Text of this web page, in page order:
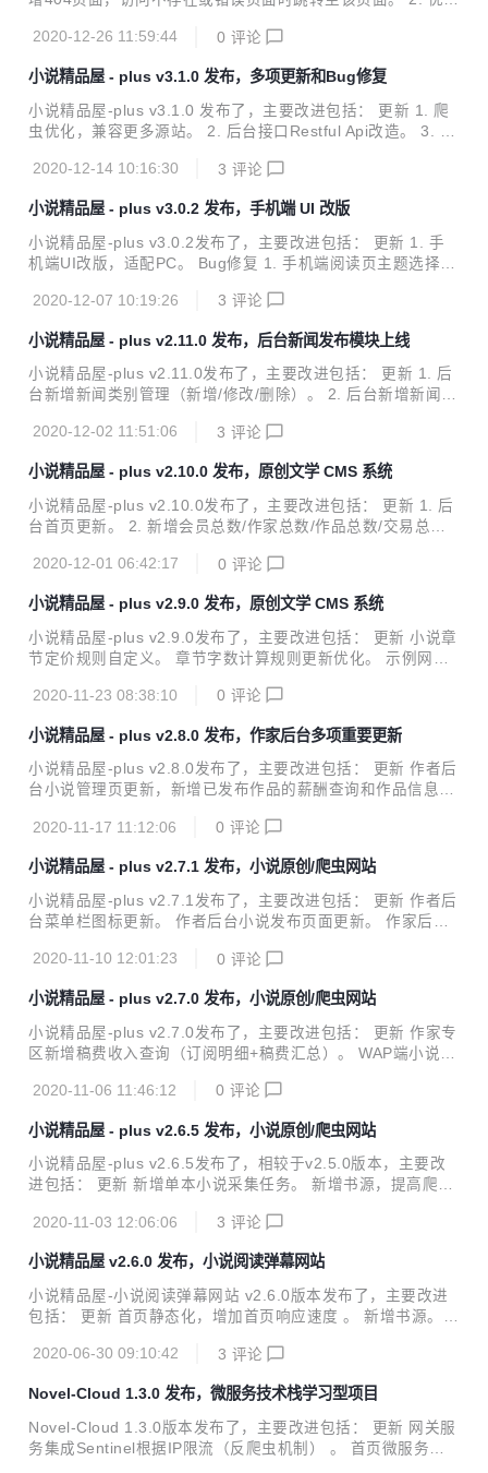
说TXT下载、小说弹幕、小说/漫画自动爬取、小说内容自动分
ug修复 1. 修复jwt校验失败后的bug。 演示站点 点击前往 项
序）、功能完善的屏幕自适应小说漫画连载系统，包含精品小
说专区、轻小说专区和漫画专区。包括小说/漫画分类、小说/
漫画搜索、小说/漫画排行、完本小说/漫画、小说/漫画评分、
小说/漫画在线阅读、小说/漫画书架、小说/漫画阅读记录、小
说TXT下载、小说弹幕、小说/漫画自动爬取...
2020-12-26 11:59:44 0 评论
小说精品屋 - plus v3.1.0 发布，多项更新和Bug修复
小说精品屋-plus v3.1.0 发布了，主要改进包括： 更新 1. 爬
虫优化，兼容更多源站。 2. 后台接口Restful Api改造。 3. 小
工程管理。 5. Gitee仓库地址更新。 6. 新增接口文档示例。
管理首页因为数据库大小写敏感导致的报错。 演示站点 点击
前往 项目介绍 小说精品屋是一个多平台（web、安卓app、微
信小程序）、功能完善的屏幕自适应小说漫画连载系统，包含
精品小说专区、轻小说专区和漫画专区。包括小说/漫画分类、
小说/漫画搜索、...
2020-12-14 10:16:30 3 评论
小说精品屋 - plus v3.0.2 发布，手机端 UI 改版
小说精品屋-plus v3.0.2发布了，主要改进包括： 更新 1. 手
机端UI改版，适配PC。 Bug修复 1. 手机端阅读页主题选择Bu
台（web、安卓app、微信小程序）、功能完善的屏幕自适应
区。包括小说/漫画分类、小说/漫画搜索、小说/漫画排行、完
本小说/漫画、小说/漫画评分、小说/漫画在线阅读、小说/漫画
书架、小说/漫画阅读记录、小说TXT下载、小说弹幕、小说/
接自动推送到百度搜索引擎等功能。包含电脑端、移动端、微
2020-12-07 10:19:26 3 评论
小说精品屋 - plus v2.11.0 发布，后台新闻发布模块上线
小说精品屋-plus v2.11.0发布了，主要改进包括： 更新 1. 后
台新增新闻类别管理（新增/修改/删除）。 2. 后台新增新闻管
点击前往 网站3，点击前往 网站4，点击前往 网站5，点击前
b、安卓app、微信小程序）、功能完善的屏幕自适应小说漫
画连载系统，包含精品小说专区、轻小说专区和漫画专区。包
括小说/漫画分类、小说/漫画搜索、小说/漫画排行、完本小说/
小说/漫画阅读记录、小说TXT下载、小说弹幕、小说/漫...
2020-12-02 11:51:06 3 评论
小说精品屋 - plus v2.10.0 发布，原创文学 CMS 系统
小说精品屋-plus v2.10.0发布了，主要改进包括： 更新 1. 后
台首页更新。 2. 新增会员总数/作家总数/作品总数/交易总数
时统计报表。 Bug修复 1. 后台管理系统密码长度更改为5位数
网站1，点击前往 网站2，点击前往 网站3，点击前往 网站4，
点击前往 网站5，点击前往 网站6，点击前往 项目介绍 小说
精品屋是一个多平台（web、安卓app、微信小程序）、功能
小说专区和漫画专区。包括小说/漫画分类...
2020-12-01 06:42:17 0 评论
小说精品屋 - plus v2.9.0 发布，原创文学 CMS 系统
小说精品屋-plus v2.9.0发布了，主要改进包括： 更新 小说章
节定价规则自定义。 章节字数计算规则更新优化。 示例网站
点击前往 网站5，点击前往 网站6，点击前往 项目介绍 小说
完善的小说弹幕网站，包含精品小说专区、轻小说专区和漫画
专区。包括小说/漫画分类、小说/漫画搜索、小说/漫画排行、
完本小说/漫画、小说/漫画评分、小说/漫画在线阅读、小说/漫
画自动爬取、小说内容自动分享到微博、邮件自动推广、链接
2020-11-23 08:38:10 0 评论
小说精品屋 - plus v2.8.0 发布，作家后台多项重要更新
小说精品屋-plus v2.8.0发布了，主要改进包括： 更新 作者后
台小说管理页更新，新增已发布作品的薪酬查询和作品信息查
功能。 Bug修复 修复PC端小说阅读的时候按键盘→会报错的
点击前往 网站4，点击前往 网站5，点击前往 网站6，点击前
往 项目介绍 小说精品屋是一个多平台（web、安卓app、微信
小程序）、功能完善的小说弹幕网站，包含精品小说专区、轻
小说/漫画排行、完本小说/漫画、小说/漫画评分、小说/漫画在
2020-11-17 11:12:06 0 评论
小说精品屋 - plus v2.7.1 发布，小说原创/爬虫网站
小说精品屋-plus v2.7.1发布了，主要改进包括： 更新 作者后
台菜单栏图标更新。 作者后台小说发布页面更新。 作家后台
网站2，点击前往 网站3，点击前往 网站4，点击前往 网站5，
台（web、安卓app、微信小程序）、功能完善的小说弹幕网
站，包含精品小说专区、轻小说专区和漫画专区。包括小说/漫
画分类、小说/漫画搜索、小说/漫画排行、完本小说/漫画、小
阅读记录、小说下载、小说弹幕、小说/漫画自动爬取、小说内
2020-11-10 12:01:23 0 评论
小说精品屋 - plus v2.7.0 发布，小说原创/爬虫网站
小说精品屋-plus v2.7.0发布了，主要改进包括： 更新 作家专
区新增稿费收入查询（订阅明细+稿费汇总）。 WAP端小说购
网站2，点击前往 网站3，点击前往 网站4，点击前往 网站5，
台（web、安卓app、微信小程序）、功能完善的小说弹幕网
站，包含精品小说专区、轻小说专区和漫画专区。包括小说/漫
画分类、小说/漫画搜索、小说/漫画排行、完本小说/漫画、小
阅读记录、小说下载、小说弹幕、小说/漫画自动爬取、小说
2020-11-06 11:46:12 0 评论
小说精品屋 - plus v2.6.5 发布，小说原创/爬虫网站
小说精品屋-plus v2.6.5发布了，相较于v2.5.0版本，主要改
进包括： 更新 新增单本小说采集任务。 新增书源，提高爬虫
览器的识别问题。 解决源站章节问题所导致的采集中断问题。
前往 网站3，点击前往 网站4，点击前往 网站5，点击前往 网
站6，点击前往 项目介绍 小说精品屋是一个多平台（web、安
卓app、微信小程序）、功能完善的小说弹幕网站，包含精品
说/漫画搜索、小说/漫画排行、完本小说/漫画、小说/漫画评
2020-11-03 12:06:06 3 评论
小说精品屋 v2.6.0 发布，小说阅读弹幕网站
小说精品屋-小说阅读弹幕网站 v2.6.0版本发布了，主要改进
包括： 更新 首页静态化，增加首页响应速度 。 新增书源。 B
（web、安卓app、微信小程序）、功能完善的响应式小说弹
说/漫画分类、小说/漫画搜索、小说/漫画排行、完本小说/漫
画、小说/漫画评分、小说/漫画在线阅读、小说/漫画书架、小
说/漫画阅读记录、小说下载、小说弹幕、小说/漫画自动采集/
2020-06-30 09:10:42 3 评论
Novel-Cloud 1.3.0 发布，微服务技术栈学习型项目
Novel-Cloud 1.3.0版本发布了，主要改进包括： 更新 网关服
务集成Sentinel根据IP限流（反爬虫机制） 。 首页微服务集